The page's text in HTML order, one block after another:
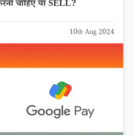
चाहिए या SELL?
10th Aug 2024